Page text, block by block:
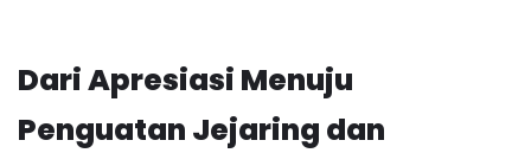
Dari Apresiasi Menuju
Penguatan Jejaring dan